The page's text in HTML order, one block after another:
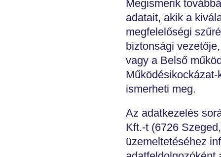
Megismerik
adatait, akik a
megfelelőségi
biztonsági
vagy a Belső
ismerheti meg.
Az adatkezelés
Kft.-t (6726
üzemeltetéséhez